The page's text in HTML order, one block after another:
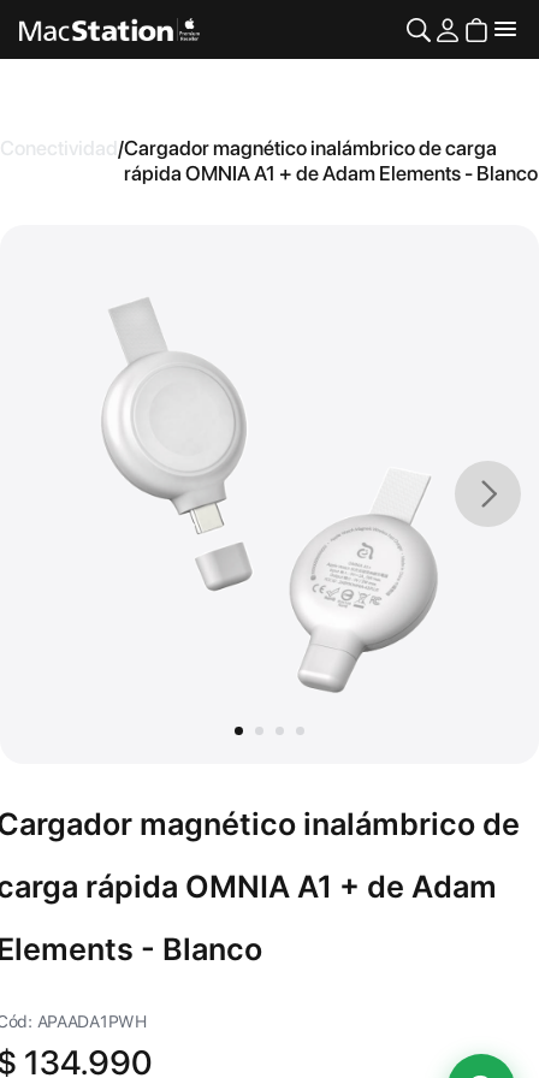
Conectividad/Cargador magnético inalámbrico de carga
rápida OMNIA A1 + de Adam Elements - Blanco
magnético inalámbrico de
rápida OMNIA A1 + de Adam
- Blanco
APAADA1PWH
134.990